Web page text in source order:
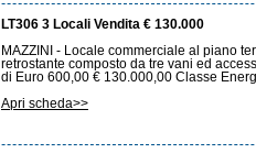
LT306 3 Locali Vendita € 130.000
MAZZINI - Locale commerciale al piano
retrostante composto da tre vani ed
di Euro 600,00 € 130.000,00 Classe
Apri scheda>>